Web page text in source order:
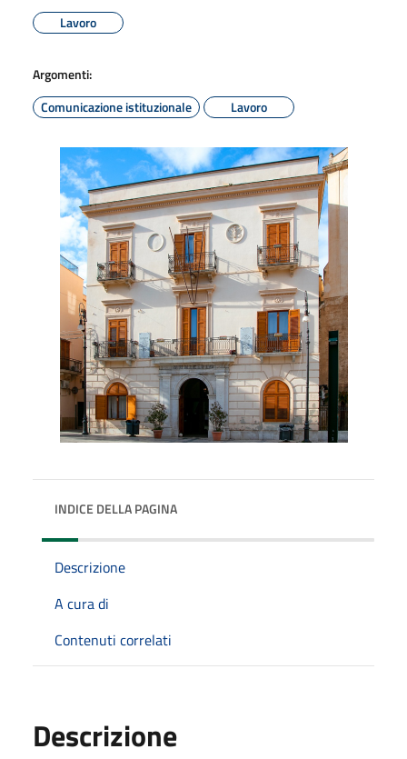
Lavoro
Argomenti:
Comunicazione istituzionale
Lavoro
INDICE DELLA PAGINA
Descrizione
A cura di
Contenuti correlati
Descrizione